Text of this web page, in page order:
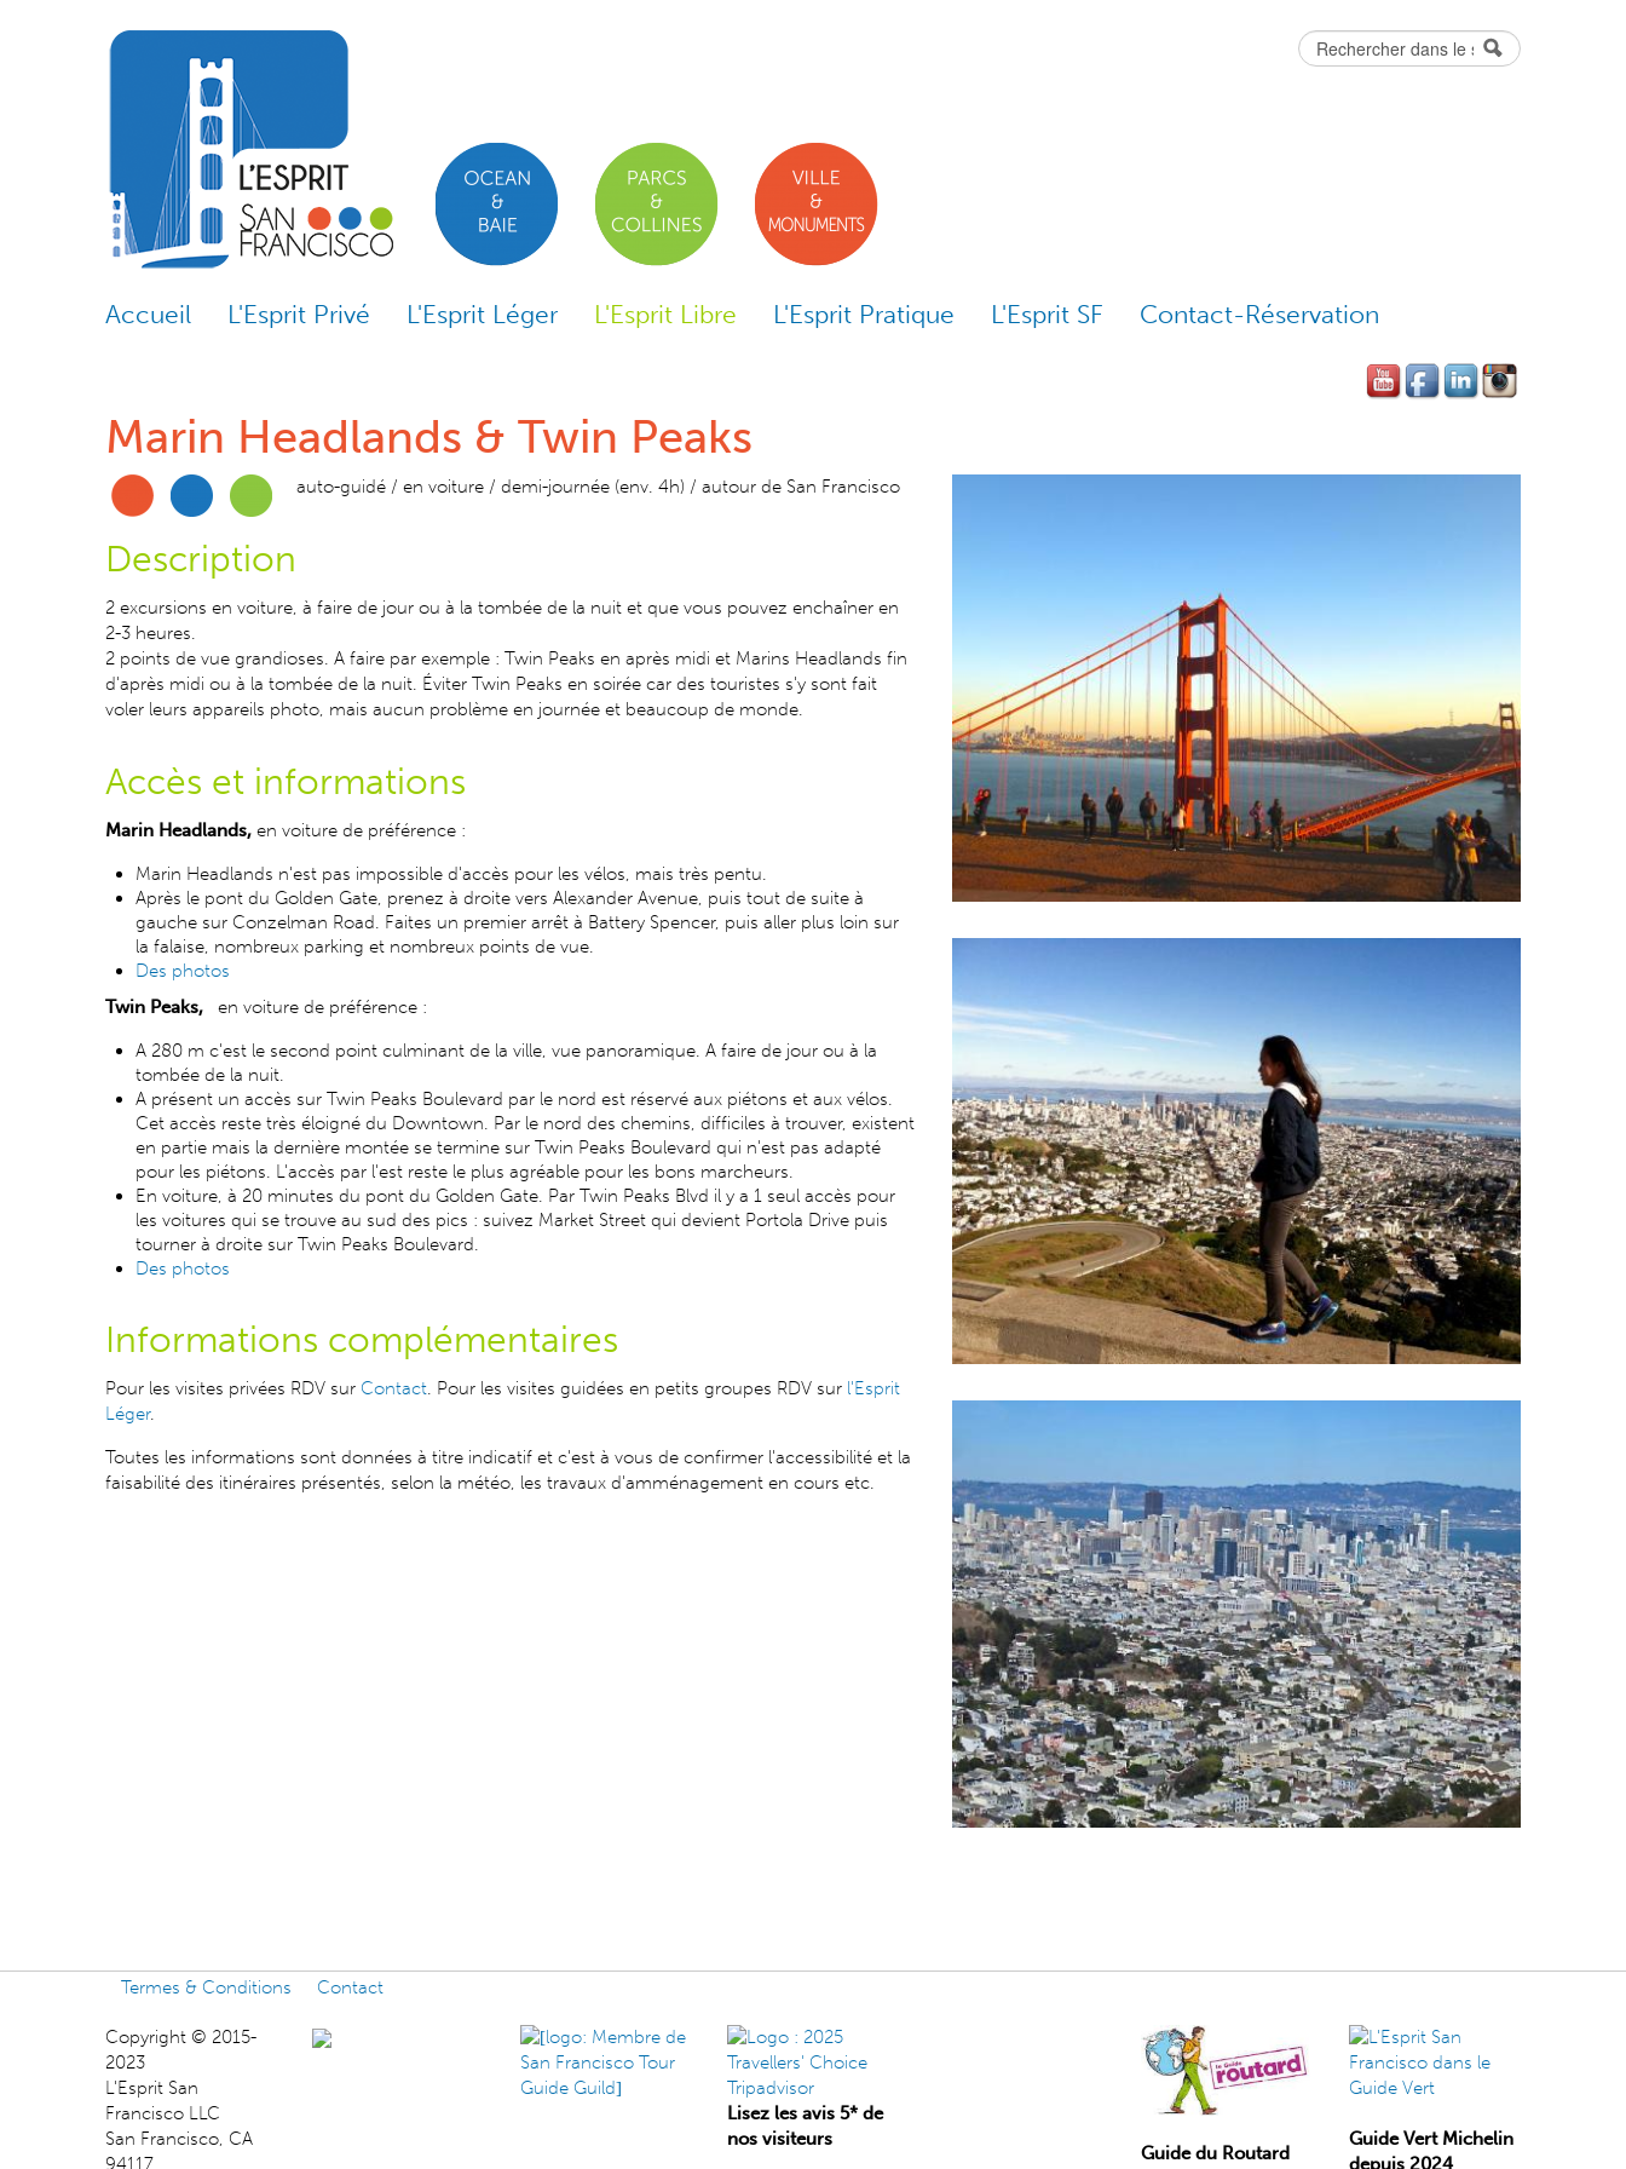
Skip to content
Skip to navigation Rechercher
Accueil L'Esprit Privé L'Esprit Léger L'Esprit Libre L'Esprit Pratique L'Esprit SF Contact-Réservation
Marin Headlands & Twin Peaks
auto-guidé / en voiture / demi-journée (env. 4h) / autour de San Francisco
Description
2 excursions en voiture, à faire de jour ou à la tombée de la nuit et que vous pouvez enchaîner en
2-3 heures.
2 points de vue grandioses. A faire par exemple : Twin Peaks en après midi et Marins Headlands fin
d'après midi ou à la tombée de la nuit. Éviter Twin Peaks en soirée car des touristes s'y sont fait
voler leurs appareils photo, mais aucun problème en journée et beaucoup de monde.
Accès et informations
Marin Headlands, en voiture de préférence :
Marin Headlands n'est pas impossible d'accès pour les vélos, mais très pentu.
Après le pont du Golden Gate, prenez à droite vers Alexander Avenue, puis tout de suite à
gauche sur Conzelman Road. Faites un premier arrêt à Battery Spencer, puis aller plus loin sur
la falaise, nombreux parking et nombreux points de vue.
Des photos
Twin Peaks,
en voiture de préférence :
A 280 m c'est le second point culminant de la ville, vue panoramique. A faire de jour ou à la
tombée de la nuit.
A présent un accès sur Twin Peaks Boulevard par le nord est réservé aux piétons et aux vélos.
Cet accès reste très éloigné du Downtown. Par le nord des chemins, difficiles à trouver, existent
en partie mais la dernière montée se termine sur Twin Peaks Boulevard qui n'est pas adapté
pour les piétons. L'accès par l'est reste le plus agréable pour les bons marcheurs.
En voiture, à 20 minutes du pont du Golden Gate. Par Twin Peaks Blvd il y a 1 seul accès pour
les voitures qui se trouve au sud des pics : suivez Market Street qui devient Portola Drive puis
tourner à droite sur Twin Peaks Boulevard.
Des photos
Informations complémentaires
Pour les visites privées RDV sur Contact. Pour les visites guidées en petits groupes RDV sur l'Esprit
Léger.
Toutes les informations sont données à titre indicatif et c'est à vous de confirmer l'accessibilité et la
faisabilité des itinéraires présentés, selon la météo, les travaux d'amménagement en cours etc.
Termes & Conditions Contact
Copyright © 2015-
2023
L'Esprit San
Francisco LLC
San Francisco, CA
94117
Lisez les avis 5* de
nos visiteurs
Guide du Routard
Guide Vert Michelin
depuis 2024